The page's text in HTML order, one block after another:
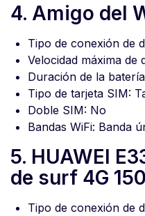
4. Amigo del
Tipo de conexión de
Velocidad máxima de
Duración de la
Tipo de tarjeta SIM:
Doble SIM: No
Bandas WiFi: Banda
5. HUAWEI
de surf 4G
Tipo de conexión de